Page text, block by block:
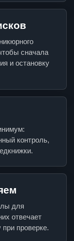
сначала
и остановку
контроль,
для
отвечает
при проверке.